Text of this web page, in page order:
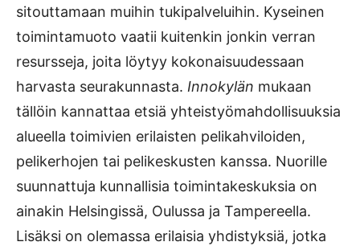
sitouttamaan muihin tukipalveluihin. Kyseinen
toimintamuoto vaatii kuitenkin jonkin verran
resursseja, joita löytyy kokonaisuudessaan
harvasta seurakunnasta. Innokylän mukaan
tällöin kannattaa etsiä yhteistyömahdollisuuksia
alueella toimivien erilaisten pelikahviloiden,
pelikerhojen tai pelikeskusten kanssa. Nuorille
suunnattuja kunnallisia toimintakeskuksia on
ainakin Helsingissä, Oulussa ja Tampereella.
Lisäksi on olemassa erilaisia yhdistyksiä, jotka